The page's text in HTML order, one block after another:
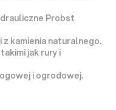
Probst
kamienia naturalnego.
jak rury i
i ogrodowej.